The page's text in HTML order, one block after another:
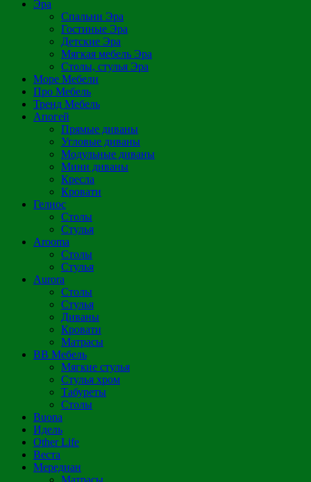
Эра
Спальни Эра
Гостиные Эра
Детские Эра
Мягкая мебель Эра
Столы, стулья Эра
Море Мебели
Про Мебель
Тренд Мебель
Апогей
Прямые диваны
Угловые диваны
Модульные диваны
Мини диваны
Кресла
Кровати
Гелиос
Столы
Стулья
Arooma
Столы
Стулья
Aurora
Столы
Стулья
Диваны
Кровати
Матрасы
ВВ Мебель
Мягкие стулья
Стулья хром
Табуреты
Столы
Buona
Идель
Other Life
Веста
Мередиан
Матрасы